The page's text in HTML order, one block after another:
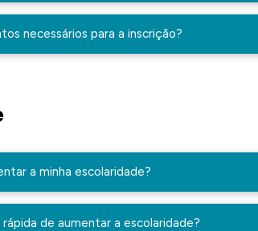
necessários para a inscrição?
a minha escolaridade?
de aumentar a escolaridade?